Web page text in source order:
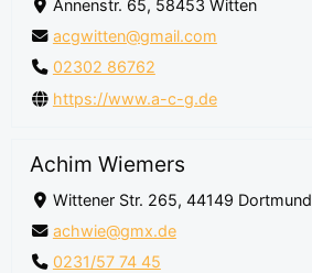
Annenstr. 65, 58453 Witten
acgwitten@gmail.com
02302 86762
https://www.a-c-g.de
Achim Wiemers
Wittener Str. 265, 44149 Dortmund
achwie@gmx.de
0231/57 74 45